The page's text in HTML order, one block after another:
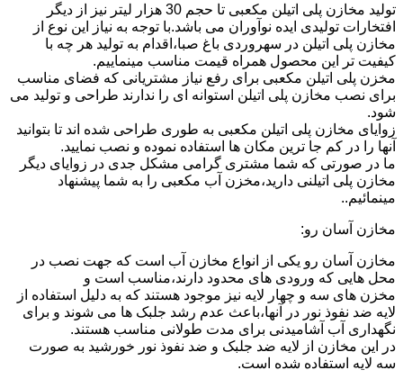
تولید مخازن پلی اتیلن مکعبی تا حجم 30 هزار لیتر نیز از دیگر
افتخارات تولیدی ایده نوآوران می باشد.با توجه به نیاز این نوع از
مخازن پلی اتیلن در سهروردی باغ صبا،اقدام به تولید هر چه با
کیفیت تر این محصول همراه قیمت مناسب مینماییم.
مخزن پلی اتیلن مکعبی برای رفع نیاز مشتریانی که فضای مناسب
برای نصب مخازن پلی اتیلن استوانه ای را ندارند طراحی و تولید می
شود.
زوایای مخازن پلی اتیلن مکعبی به طوری طراحی شده اند تا بتوانید
آنها را در کم جا ترین مکان ها استفاده نموده و نصب نمایید.
ما در صورتی که شما مشتری گرامی مشکل جدی در زوایای دیگر
مخازن پلی اتیلنی دارید،مخزن آب مکعبی را به شما پیشنهاد
مینمائیم..
مخازن آسان رو:
مخازن آسان رو یکی از انواع مخازن آب است که جهت نصب در
محل هایی که ورودی های محدود دارند،مناسب است و
مخزن های سه و چهار لایه نیز موجود هستند که به دلیل استفاده از
لایه ضد نفوذ نور در آنها،باعث عدم رشد جلبک ها می شوند و برای
نگهداری آب آشامیدنی برای مدت طولانی مناسب هستند.
در این مخازن از لایه ضد جلبک و ضد نفوذ نور خورشید به صورت
سه لایه استفاده شده است.